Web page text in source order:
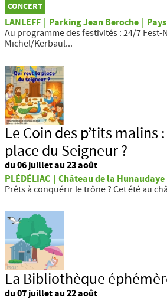
CONCERT
LANLEFF Parking Jean Beroche
Au programme des festivités : 24/7 Fest-
Michel/Kerbaul...
Le Coin des p’tits malins
place du Seigneur ?
du 06 juillet au 23 août
PLÉDÉLIAC
Château de la Hunaudaye
Prêts à conquérir le trône ? Cet été au
La Bibliothèque
du 07 juillet au 22 août